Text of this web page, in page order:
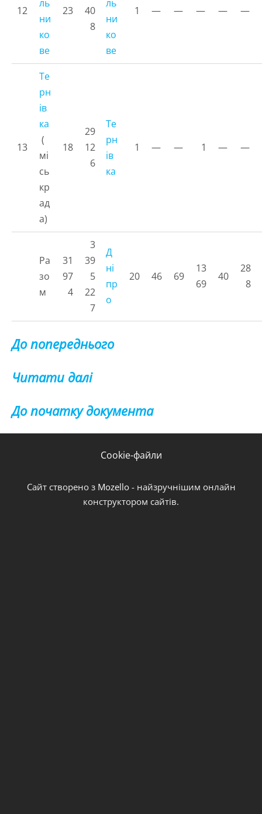
12
ль
ни
ко
ве
23
40
8
ль
ни
ко
ве
1 — — — — —
13
Те
рн
ів
ка
(
мі
сь
кр
ад
а)
18
29
12
6
Те
рн
ів
ка
1 — — 1 — —
Ра
зо
м
31
97
4
3
39
5
22
7
Д
ні
пр
о
20 46 69
13
69
40
28
8
До попереднього
Читати далі
До початку документа
Cookie-файли
Сайт створено з Mozello- найзручнішим онлайн
конструктором сайтів.